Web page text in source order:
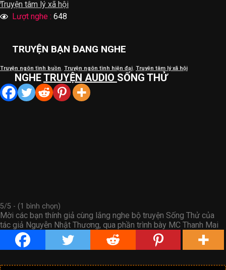
Truyện tâm lý xã hội
Lượt nghe : 648
TRUYỆN BẠN ĐANG NGHE
Truyện ngôn tình buồn, Truyện ngôn tình hiện đại, Truyện tâm lý xã hội
NGHETRUYỆN AUDIO SỐNG THỬ
5/5 - (1 bình chọn)
Mời các bạn thính giả cùng lắng nghe bộ truyện Sống Thử của
tác giả Nguyễn Nhật Thương, qua phần trình bày MC Thanh Mai